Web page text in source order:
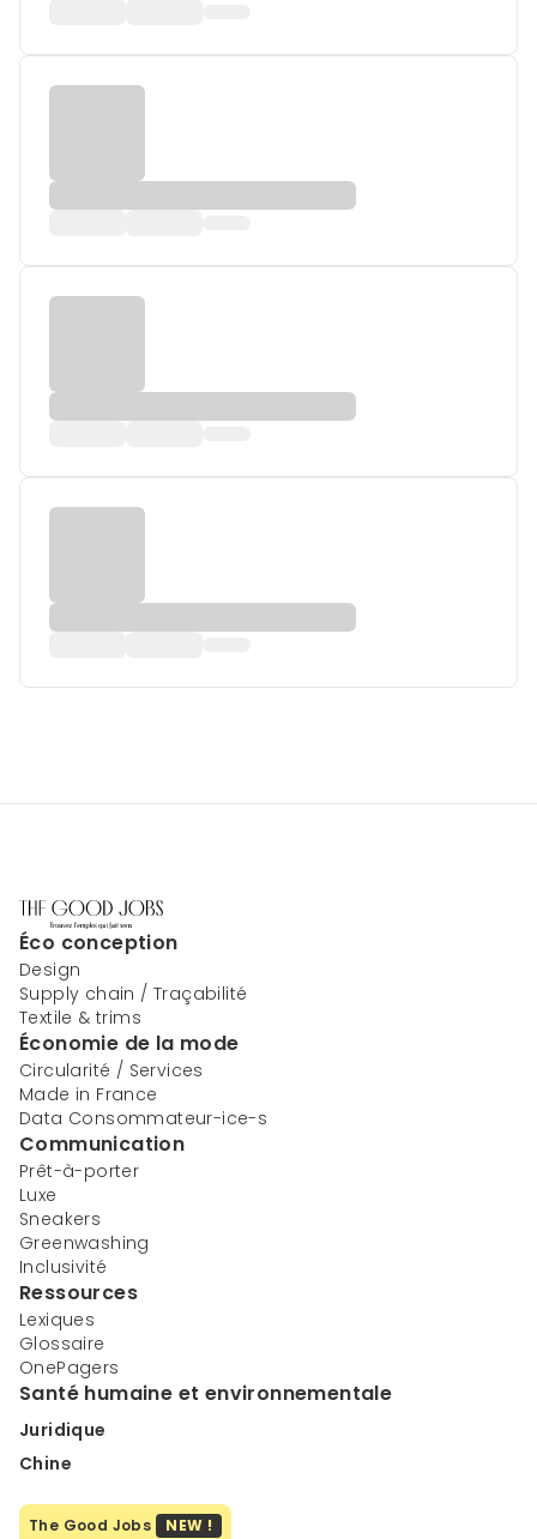
Éco conception
Design
Supply chain / Traçabilité
Textile & trims
Économie de la mode
Circularité / Services
Made in France
Data Consommateur-ice-s
Communication
Prêt-à-porter
Luxe
Sneakers
Greenwashing
Inclusivité
Ressources
Lexiques
Glossaire
OnePagers
Santé humaine et environnementale
Juridique
Chine
The Good Jobs NEW !